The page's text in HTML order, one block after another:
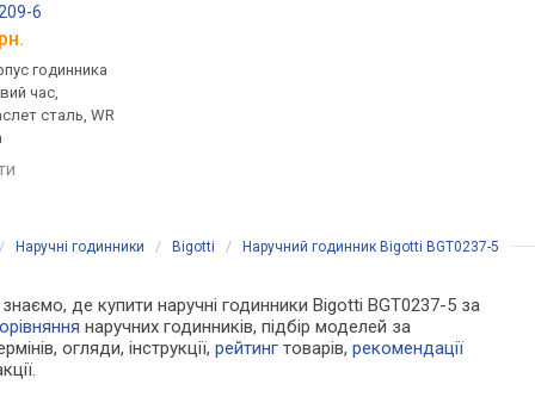
6
годинника
час,
сталь, WR
Наручні годинники / Bigotti / Наручний годинник Bigotti BGT0237-5
де купити наручні годинники Bigotti BGT0237-5 за
наручних годинників, підбір моделей за
огляди, інструкції,рейтинг товарів,рекомендації